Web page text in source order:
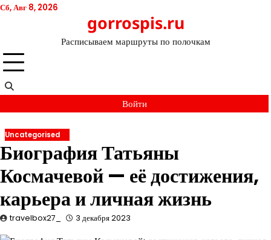
Перейти
Сб, Авг 8, 2026
gorrospis.ru
Расписываем маршруты по полочкам
Войти
Uncategorised
Биография Татьяны
Космачевой — её достижения,
карьера и личная жизнь
travelbox27_ 3 декабря 2023